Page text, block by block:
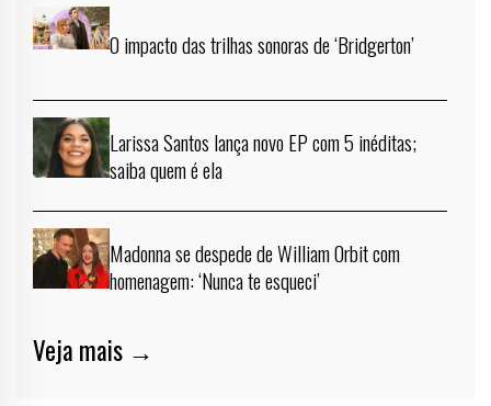
O impacto das trilhas sonoras de ‘Bridgerton’
Larissa Santos lança novo EP com 5 inéditas;
saiba quem é ela
Madonna se despede de William Orbit com
homenagem: ‘Nunca te esqueci’
Veja mais →